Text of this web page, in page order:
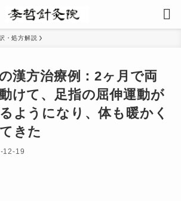
・処方解説
漢方治療例：2ヶ月で両
けて、足指の屈伸運動が
ようになり、体も暖かく
きた
12-19